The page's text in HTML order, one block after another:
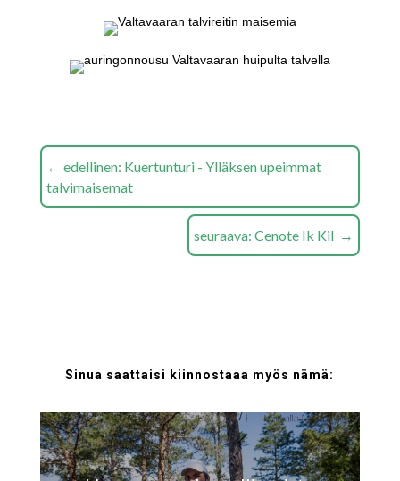
← edellinen: Kuertunturi - Ylläksen upeimmat
talvimaisemat
seuraava: Cenote Ik Kil →
Sinua saattaisi kiinnostaaa myös nämä: